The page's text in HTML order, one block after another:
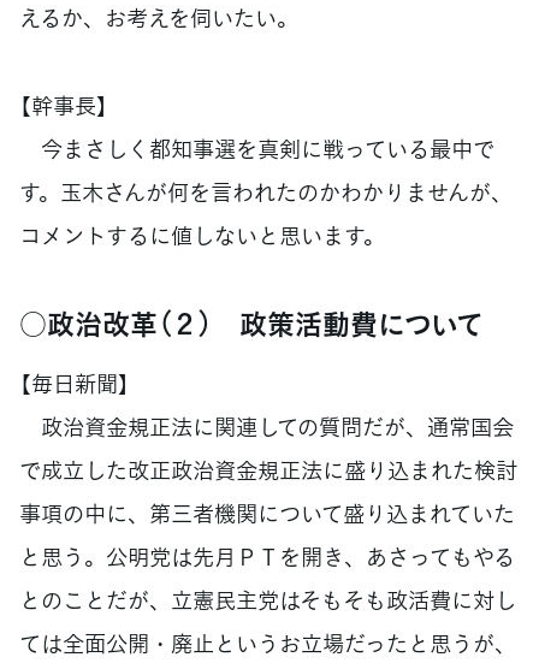
えるか、お考えを伺いたい。
【幹事長】
今まさしく都知事選を真剣に戦っている最中で
す。玉木さんが何を言われたのかわかりませんが、
コメントするに値しないと思います。
○政治改革（２） 政策活動費について
【毎日新聞】
政治資金規正法に関連しての質問だが、通常国会
で成立した改正政治資金規正法に盛り込まれた検討
事項の中に、第三者機関について盛り込まれていた
と思う。公明党は先月ＰＴを開き、あさってもやる
とのことだが、立憲民主党はそもそも政活費に対し
ては全面公開・廃止というお立場だったと思うが、